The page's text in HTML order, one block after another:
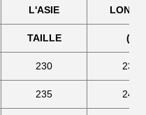
L'ASIE
TAILLE
230
235